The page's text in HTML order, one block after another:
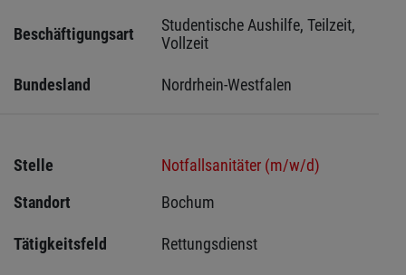
Beschäftigungsart
Studentische Aushilfe, Teilzeit,
Vollzeit
Bundesland Nordrhein-Westfalen
Stelle
Notfallsanitäter (m/w/d)
Standort
Bochum
Tätigkeitsfeld Rettungsdienst